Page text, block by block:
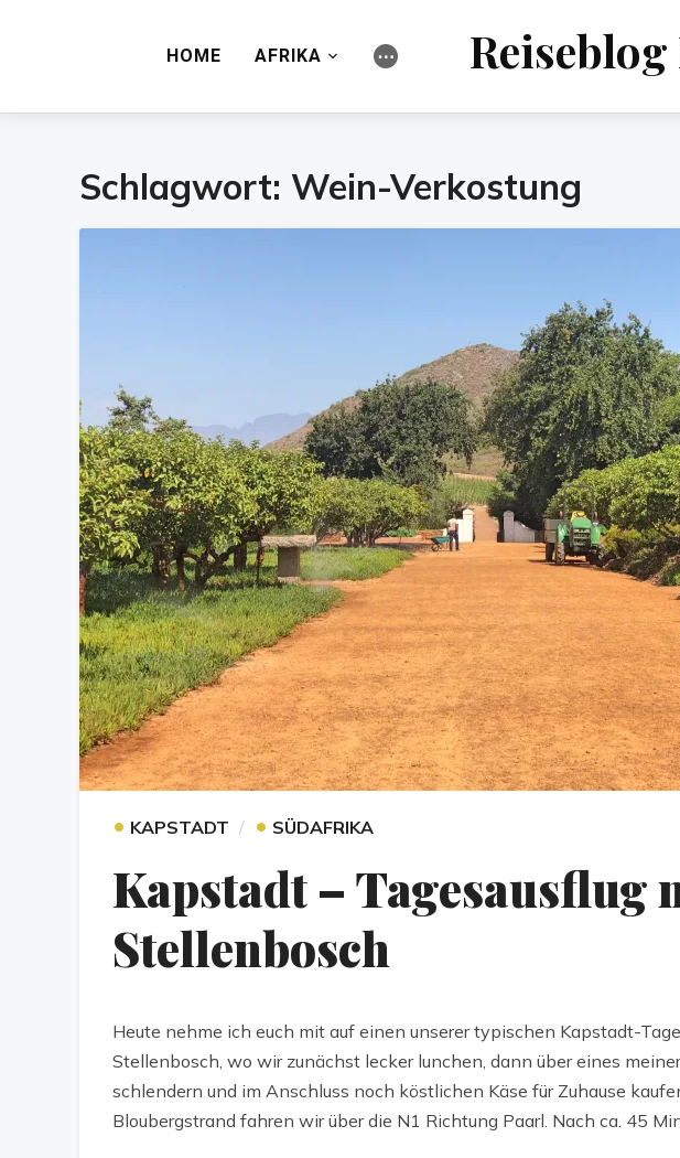
HOME AFRIKA ⋯
Schlagwort: Wein-Verkostung
• KAPSTADT • SÜDAFRIKA
Kapstadt – Tagesausflug
Stellenbosch
Heute nehme ich euch mit auf einen unserer typischen Kapstadt-
Stellenbosch, wo wir zunächst lecker lunchen, dann über eines
schlendern und im Anschluss noch köstlichen Käse für Zuhause
Bloubergstrand fahren wir über die N1 Richtung Paarl. Nach ca. 45